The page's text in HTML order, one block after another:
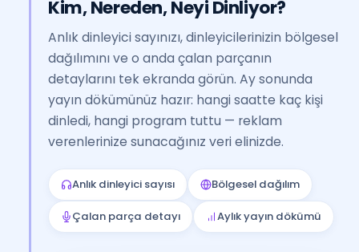
Kim, Nereden, Neyi Dinliyor?
Anlık dinleyici sayınızı, dinleyicilerinizin bölgesel
dağılımını ve o anda çalan parçanın
detaylarını tek ekranda görün. Ay sonunda
yayın dökümünüz hazır: hangi saatte kaç kişi
dinledi, hangi program tuttu — reklam
verenlerinize sunacağınız veri elinizde.
Anlık dinleyici sayısı Bölgesel dağılım
Çalan parça detayı Aylık yayın dökümü